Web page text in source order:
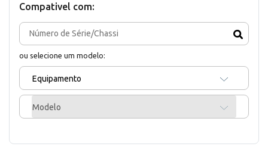
Compativel com:
ou selecione um modelo:
Equipamento
Modelo